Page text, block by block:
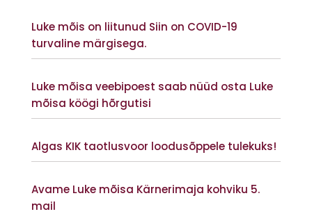
Luke mõis on liitunud Siin on COVID-19
turvaline märgisega.
Luke mõisa veebipoest saab nüüd osta Luke
mõisa köögi hõrgutisi
Algas KIK taotlusvoor loodusõppele tulekuks!
Avame Luke mõisa Kärnerimaja kohviku 5.
mail